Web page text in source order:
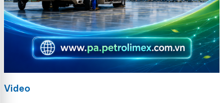
Video